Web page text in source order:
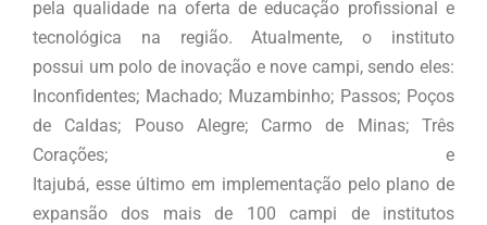
pela qualidade na oferta de educação profissional e
tecnológica na região. Atualmente, o instituto
possui um polo de inovação e nove campi, sendo eles:
Inconfidentes; Machado; Muzambinho; Passos; Poços
de Caldas; Pouso Alegre; Carmo de Minas; Três
Corações; e
Itajubá, esse último em implementação pelo plano de
expansão dos mais de 100 campi de institutos